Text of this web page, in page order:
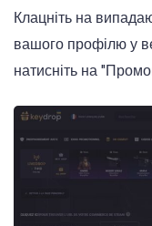
Клацніть на
вашого профілю у
натисніть на